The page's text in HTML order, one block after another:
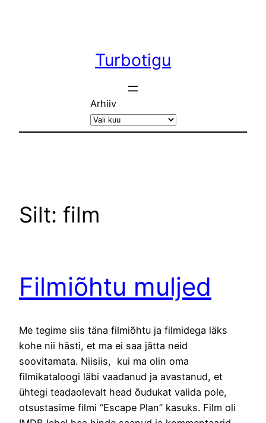
Turbotigu
Arhiiv
Silt: film
Filmiõhtu muljed
Me tegime siis täna filmiõhtu ja filmidega läks
kohe nii hästi, et ma ei saa jätta neid
soovitamata. Niisiis, kui ma olin oma
filmikataloogi läbi vaadanud ja avastanud, et
ühtegi teadaolevalt head õudukat valida pole,
otsustasime filmi “Escape Plan” kasuks. Film oli